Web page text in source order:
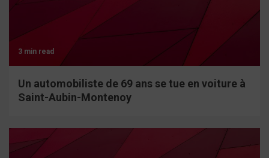
3 min read
Un automobiliste de 69 ans se tue en voiture à
Saint-Aubin-Montenoy